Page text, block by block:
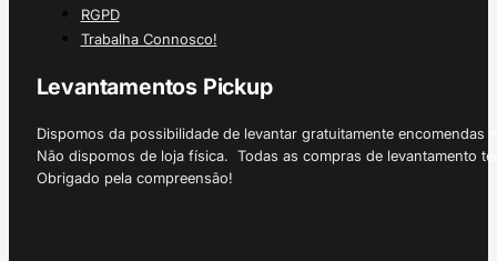
RGPD
Trabalha Connosco!
Levantamentos Pickup
Dispomos da possibilidade de levantar gratuitamente
Não dispomos de loja física. Todas as compras de levantamento
Obrigado pela compreensão!